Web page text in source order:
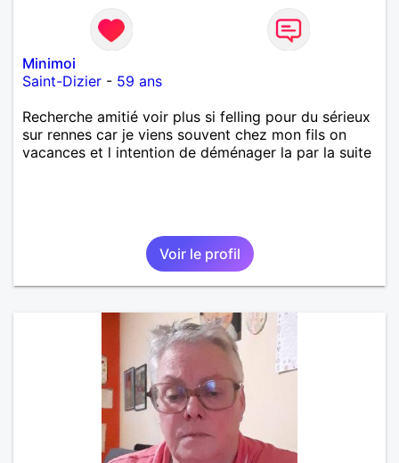
Minimoi
Saint-Dizier - 59 ans
Recherche amitié voir plus si felling pour du sérieux
sur rennes car je viens souvent chez mon fils on
vacances et l intention de déménager la par la suite
Voir le profil